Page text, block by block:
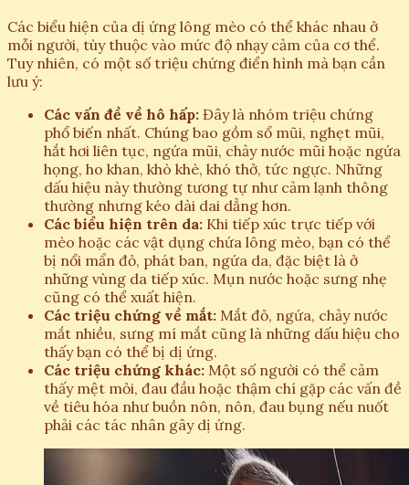
Các biểu hiện của dị ứng lông mèo có thể khác nhau ở
mỗi người, tùy thuộc vào mức độ nhạy cảm của cơ thể.
Tuy nhiên, có một số triệu chứng điển hình mà bạn cần
lưu ý:
Các vấn đề về hô hấp: Đây là nhóm triệu chứng
phổ biến nhất. Chúng bao gồm sổ mũi, nghẹt mũi,
hắt hơi liên tục, ngứa mũi, chảy nước mũi hoặc ngứa
họng, ho khan, khò khè, khó thở, tức ngực. Những
dấu hiệu này thường tương tự như cảm lạnh thông
thường nhưng kéo dài dai dẳng hơn.
Các biểu hiện trên da: Khi tiếp xúc trực tiếp với
mèo hoặc các vật dụng chứa lông mèo, bạn có thể
bị nổi mẩn đỏ, phát ban, ngứa da, đặc biệt là ở
những vùng da tiếp xúc. Mụn nước hoặc sưng nhẹ
cũng có thể xuất hiện.
Các triệu chứng về mắt: Mắt đỏ, ngứa, chảy nước
mắt nhiều, sưng mí mắt cũng là những dấu hiệu cho
thấy bạn có thể bị dị ứng.
Các triệu chứng khác: Một số người có thể cảm
thấy mệt mỏi, đau đầu hoặc thậm chí gặp các vấn đề
về tiêu hóa như buồn nôn, nôn, đau bụng nếu nuốt
phải các tác nhân gây dị ứng.